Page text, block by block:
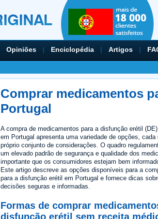
Opiniões | Enciclopédia | Artigos |
Comprar medicamentos
Portugal
A compra de medicamentos para a disfunção erétil
em Portugal apresenta uma variedade de opções,
próprio conjunto de considerações. O quadro
um elevado padrão de segurança e qualidade dos
importante que os consumidores estejam bem
Este artigo descreve as opções disponíveis para a
para a disfunção erétil em Portugal e fornece dicas
decisões seguras e informadas.
Formas de comprar
disfunção erétil sem receita